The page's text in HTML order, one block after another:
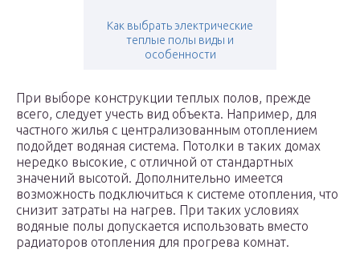
Как выбрать электрические
теплые полы виды и
особенности
При выборе конструкции теплых полов, прежде
всего, следует учесть вид объекта. Например, для
частного жилья с централизованным отоплением
подойдет водяная система. Потолки в таких домах
нередко высокие, с отличной от стандартных
значений высотой. Дополнительно имеется
возможность подключиться к системе отопления, что
снизит затраты на нагрев. При таких условиях
водяные полы допускается использовать вместо
радиаторов отопления для прогрева комнат.